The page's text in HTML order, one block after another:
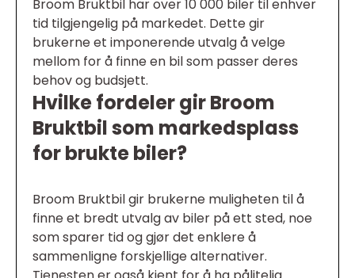
Broom Bruktbil har over 10 000 biler til enhver
tid tilgjengelig på markedet. Dette gir
brukerne et imponerende utvalg å velge
mellom for å finne en bil som passer deres
behov og budsjett.
Hvilke fordeler gir Broom
Bruktbil som markedsplass
for brukte biler?
Broom Bruktbil gir brukerne muligheten til å
finne et bredt utvalg av biler på ett sted, noe
som sparer tid og gjør det enklere å
sammenligne forskjellige alternativer.